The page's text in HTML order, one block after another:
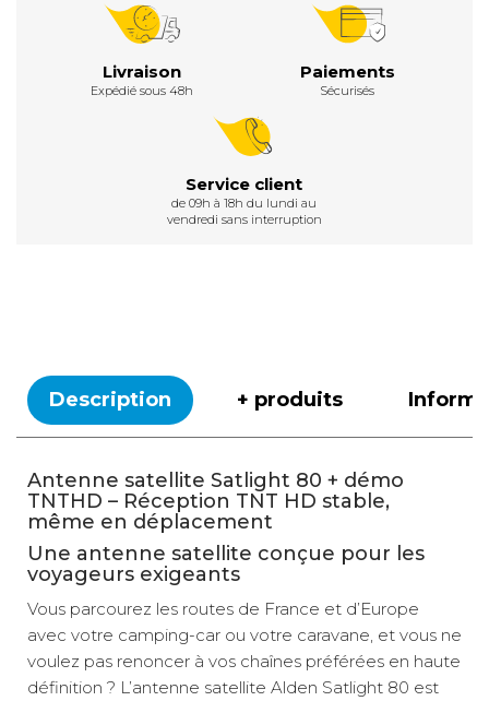
Livraison
Expédié sous 48h
Paiements
Sécurisés
Service client
de 09h à 18h du lundi au
vendredi sans interruption
Description + produits
Antenne satellite Satlight 80 + démo
TNTHD – Réception TNT HD stable,
même en déplacement
Une antenne satellite conçue pour les
voyageurs exigeants
Vous parcourez les routes de France et d’Europe
avec votre camping-car ou votre caravane, et vous ne
voulez pas renoncer à vos chaînes préférées en haute
définition ? L’antenne satellite Alden Satlight 80 est